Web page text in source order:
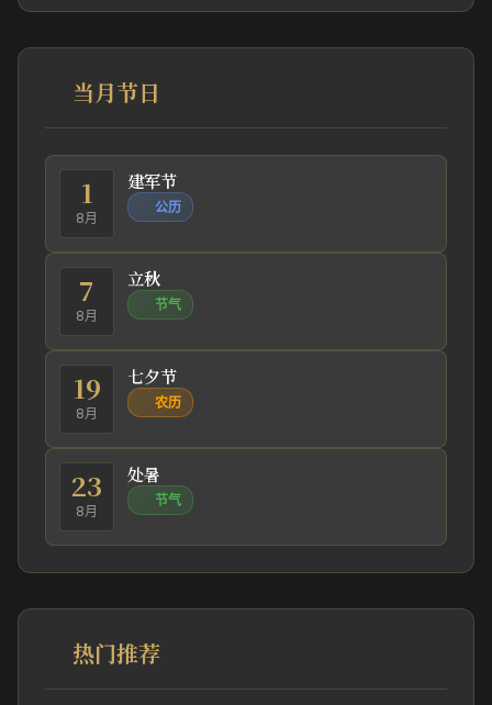
当月节日
1
8月
建军节
公历
7
8月
立秋
节气
19
8月
七夕节
农历
23
8月
处暑
节气
热门推荐